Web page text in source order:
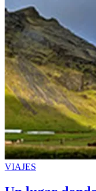
VIAJES